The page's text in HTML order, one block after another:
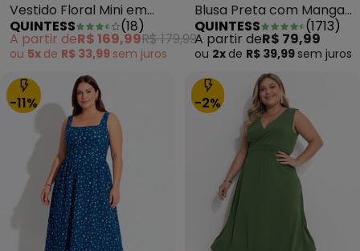
Vestido Floral Mini em
Malha Crepe
QUINTESS (18)
A partir deR$ 169,99R$ 179,99
ou 5x de R$ 33,99 sem juros
Blusa Preta com Mangas
3/4
QUINTESS (1713)
A partir deR$ 79,99
ou 2x de R$ 39,99 sem juros
-11% -2%